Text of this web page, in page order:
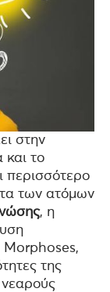
στην
και το
περισσότερο
των ατόμων
, η
Morphoses,
της
νεαρούς